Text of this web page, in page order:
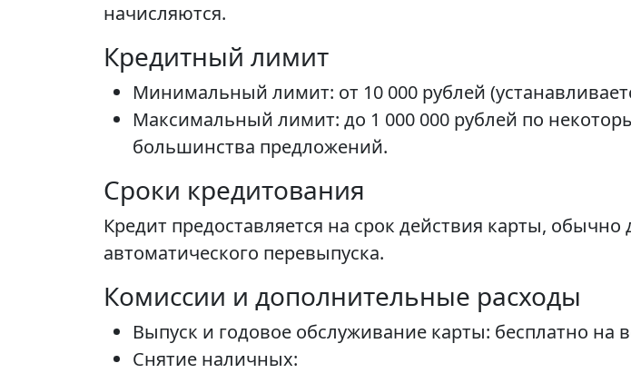
начисляются.
Кредитный лимит
Минимальный лимит: от 10 000 рублей
Максимальный лимит: до 1 000 000 рублей по
большинства предложений.
Сроки кредитования
Кредит предоставляется на срок действия карты,
автоматического перевыпуска.
Комиссии и дополнительные расходы
Выпуск и годовое обслуживание карты: бесплатно на
Снятие наличных: